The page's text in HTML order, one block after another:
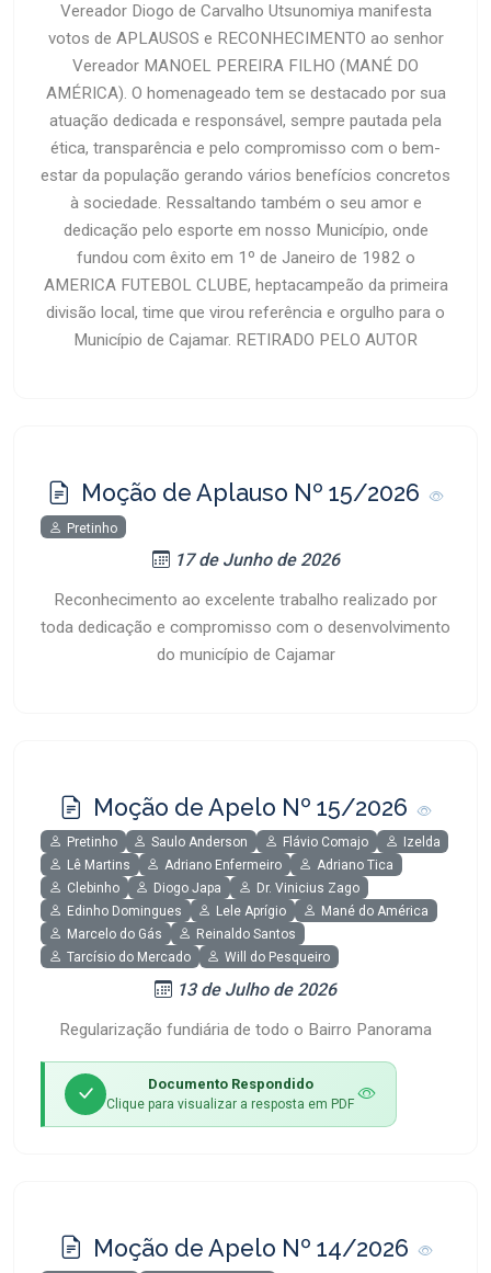
Vereador Diogo de Carvalho Utsunomiya manifesta
votos de APLAUSOS e RECONHECIMENTO ao senhor
Vereador MANOEL PEREIRA FILHO (MANÉ DO
AMÉRICA). O homenageado tem se destacado por sua
atuação dedicada e responsável, sempre pautada pela
ética, transparência e pelo compromisso com o bem-
estar da população gerando vários benefícios concretos
à sociedade. Ressaltando também o seu amor e
dedicação pelo esporte em nosso Município, onde
fundou com êxito em 1º de Janeiro de 1982 o
AMERICA FUTEBOL CLUBE, heptacampeão da primeira
divisão local, time que virou referência e orgulho para o
Município de Cajamar. RETIRADO PELO AUTOR
Moção de Aplauso Nº 15/2026
Pretinho
17 de Junho de 2026
Reconhecimento ao excelente trabalho realizado por
toda dedicação e compromisso com o desenvolvimento
do município de Cajamar
Moção de Apelo Nº 15/2026
Pretinho Saulo Anderson Flávio Comajo
Izelda
Lê Martins
Adriano Enfermeiro
Adriano Tica
Clebinho
Diogo Japa
Dr. Vinicius Zago
Edinho Domingues
Lele Aprígio
Mané do América
Marcelo do Gás
Reinaldo Santos
Tarcísio do Mercado
Will do Pesqueiro
13 de Julho de 2026
Regularização fundiária de todo o Bairro Panorama
Documento Respondido
Clique para visualizar a resposta em PDF
Moção de Apelo Nº 14/2026